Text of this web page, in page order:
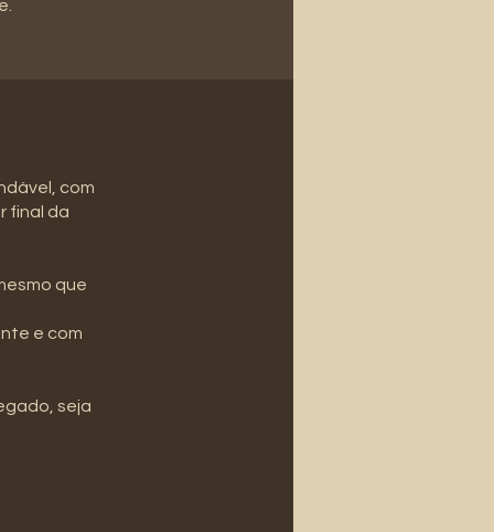
com
final da
que
e com
seja